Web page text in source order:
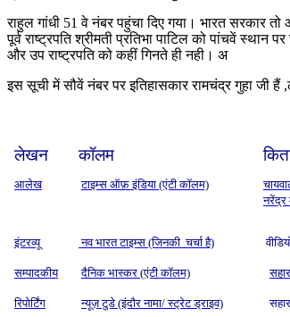
राहुल गांधी 51 वे नंबर पहुंचा दिए गया। भारत सरकार तो
पूर्व राष्ट्रपति श्रीमती प्रतिभा पाटिल को पांचवें
और उप राष्ट्रपति को कहीं गिनते ही नही। अ
इस सूची में सौवें नंबर पर इतिहासकार रामचंद्र गुहा जी
लेखन कॉलम
आलेख टाइम्स ऑफ़ इंडिया (एंटी कॉलम)
नरेंद्र
इंटरव्यू नव भारत टाइम्स (जिनकी चर्चा है)
सम्पादकीय दैनिक भास्कर (एंटी कॉलम)
रिपोर्टिंग न्यूज़ टुडे (इंदौर नामा/ स्ट्रेट ड्राइव)